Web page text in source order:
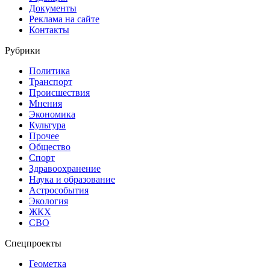
Документы
Реклама на сайте
Контакты
Рубрики
Политика
Транспорт
Происшествия
Мнения
Экономика
Культура
Прочее
Общество
Спорт
Здравоохранение
Наука и образование
Астрособытия
Экология
ЖКХ
СВО
Спецпроекты
Геометка